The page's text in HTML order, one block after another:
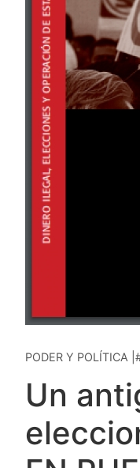
PODER Y
Un